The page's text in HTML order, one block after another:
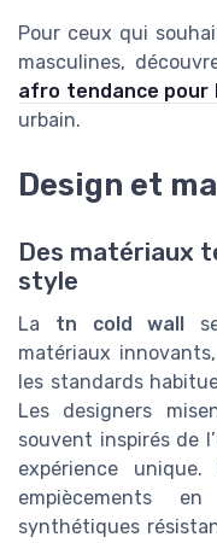
Pour ceux qui
masculines,
afro tendance pour
urbain.
Design et
Des matériaux
style
La tn cold wall
matériaux
les standards
Les designers
souvent inspirés de
expérience
empiècements
synthétiques